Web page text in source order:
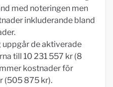
med noteringen men
inkluderande bland
de aktiverade
till 10 231 557 kr (8
kostnader för
(505 875 kr).